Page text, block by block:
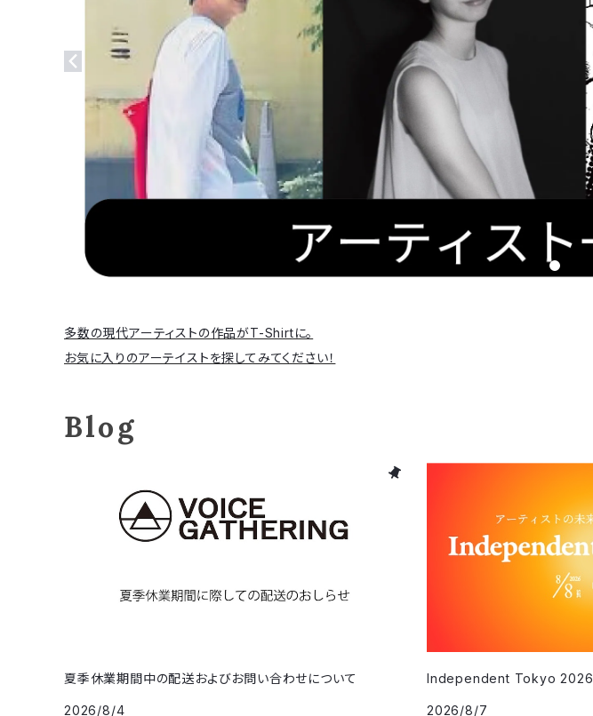
多数の現代アーティストの作品がT-Shirtに。
お気に入りのアーテイストを探してみてください！
Blog
夏季休業期間中の配送およびお問い合わせについて
2026/8/4
Independent Tokyo 2026
2026/8/7